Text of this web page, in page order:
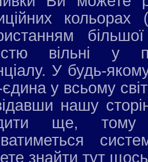
вільні у
У будь-
у всьому
нашу
ще, тому
знайти тут